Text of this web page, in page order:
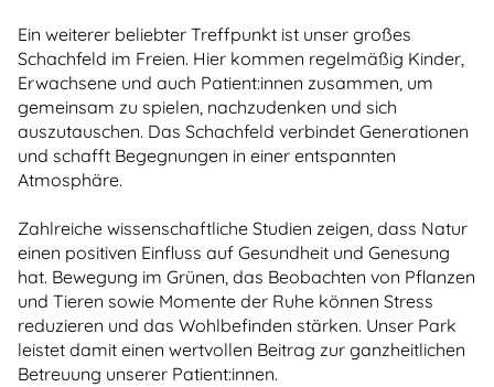
Ein weiterer beliebter Treffpunkt ist unser großes
Schachfeld im Freien. Hier kommen regelmäßig Kinder,
Erwachsene und auch Patient:innen zusammen, um
gemeinsam zu spielen, nachzudenken und sich
auszutauschen. Das Schachfeld verbindet Generationen
und schafft Begegnungen in einer entspannten
Atmosphäre.
Zahlreiche wissenschaftliche Studien zeigen, dass Natur
einen positiven Einfluss auf Gesundheit und Genesung
hat. Bewegung im Grünen, das Beobachten von Pflanzen
und Tieren sowie Momente der Ruhe können Stress
reduzieren und das Wohlbefinden stärken. Unser Park
leistet damit einen wertvollen Beitrag zur ganzheitlichen
Betreuung unserer Patient:innen.